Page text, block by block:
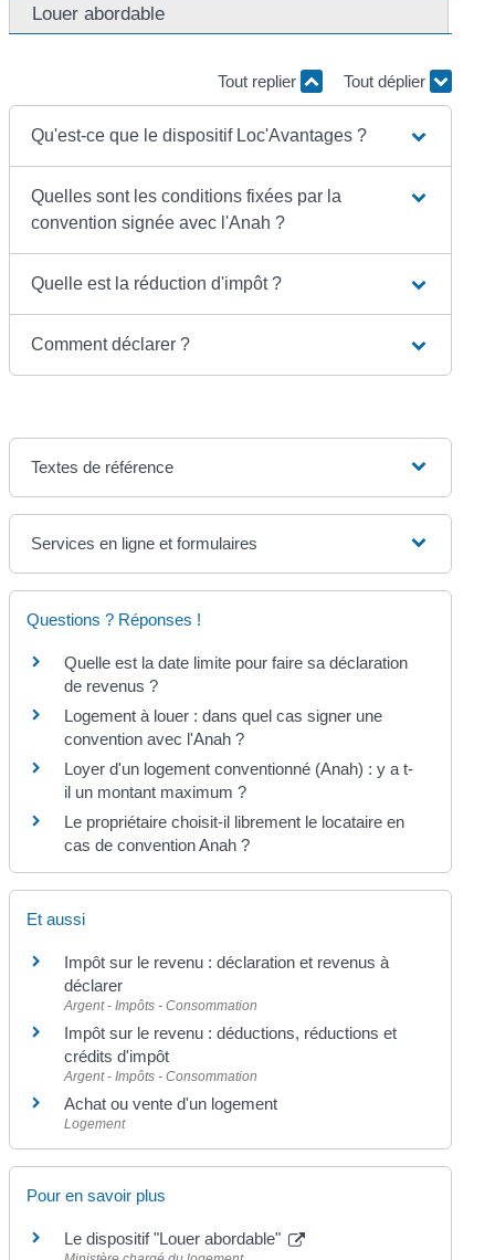
Louer abordable
Tout replier Tout déplier
Qu'est-ce que le dispositif Loc'Avantages ?
Quelles sont les conditions fixées par la
convention signée avec l'Anah ?
Quelle est la réduction d'impôt ?
Comment déclarer ?
Textes de référence
Services en ligne et formulaires
Questions ? Réponses !
Quelle est la date limite pour faire sa déclaration
de revenus ?
Logement à louer : dans quel cas signer une
convention avec l'Anah ?
Loyer d'un logement conventionné (Anah) : y a t-
il un montant maximum ?
Le propriétaire choisit-il librement le locataire en
cas de convention Anah ?
Et aussi
Impôt sur le revenu : déclaration et revenus à
déclarer
Argent - Impôts - Consommation
Impôt sur le revenu : déductions, réductions et
crédits d'impôt
Argent - Impôts - Consommation
Achat ou vente d'un logement
Logement
Pour en savoir plus
Le dispositif "Louer abordable"